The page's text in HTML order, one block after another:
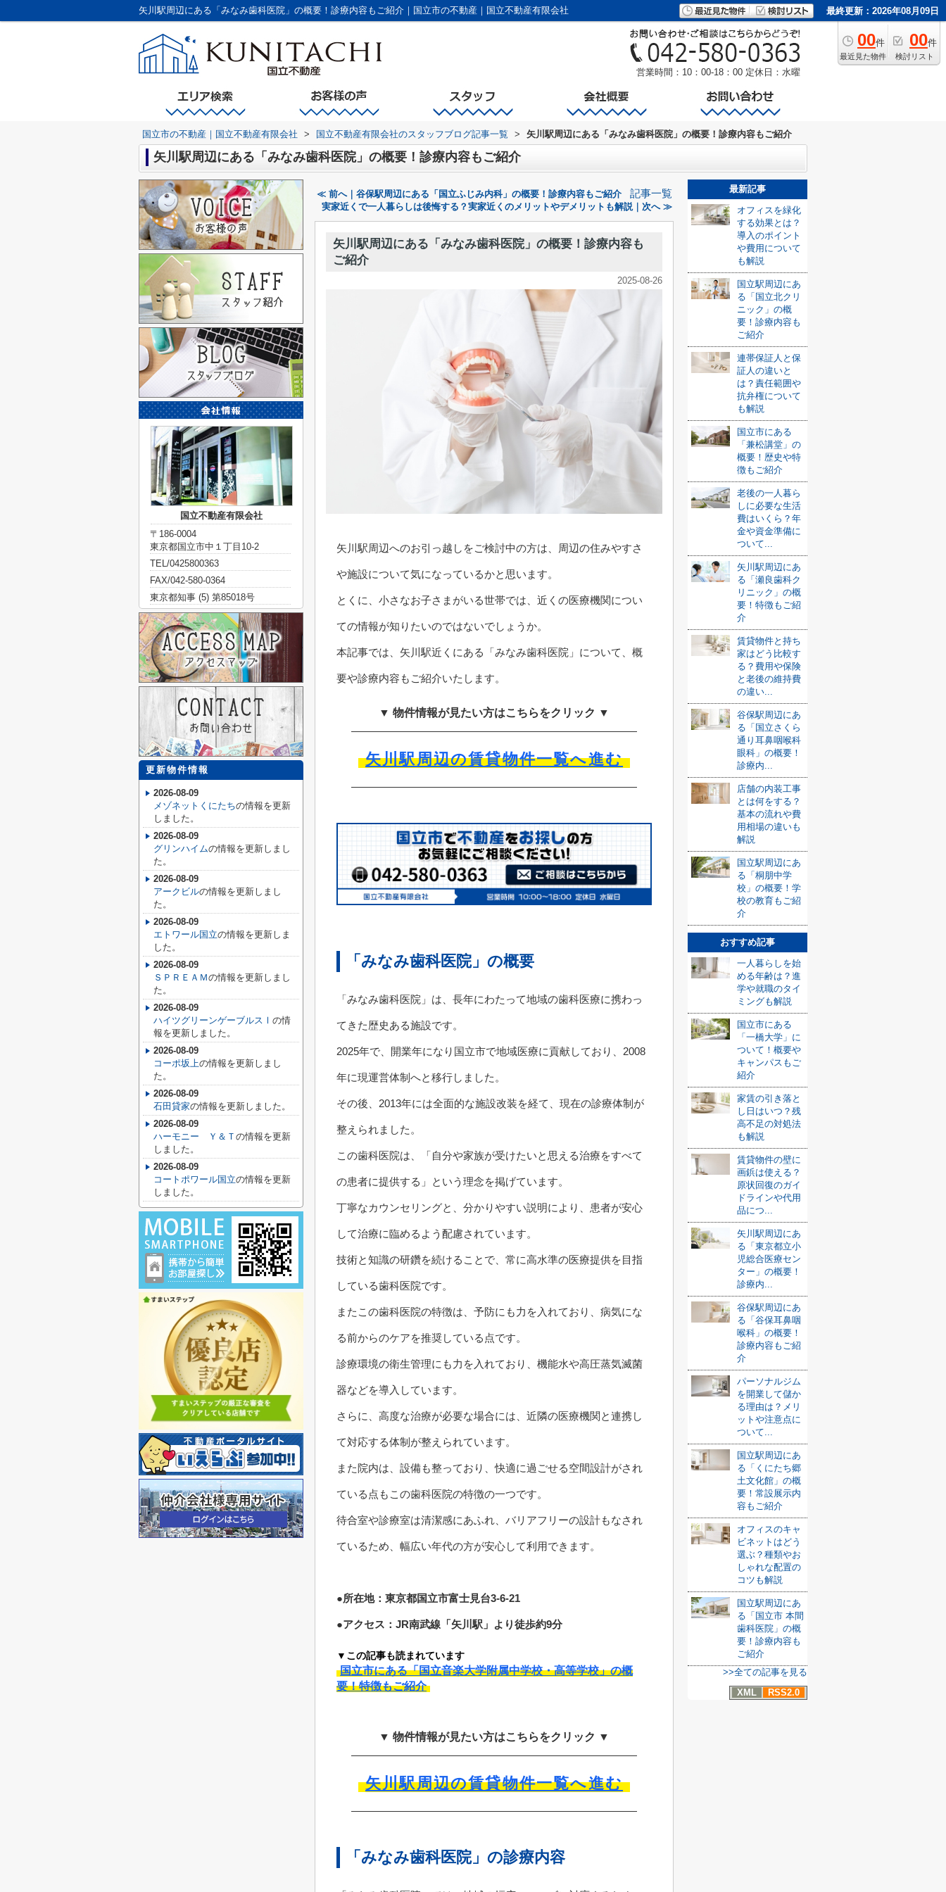
矢川駅周辺にある「みなみ歯科医院」の概要！診療内容もご紹介｜国立市の不動産｜国立不動産有限会社 最終更新：2026年08月09日
00件
最近見た物件
00件
検討リスト
営業時間：10：00-18：00 定休日：水曜
国立市の不動産｜国立不動産有限会社 > 国立不動産有限会社のスタッフブログ記事一覧 > 矢川駅周辺にある「みなみ歯科医院」の概要！診療内容もご紹介
矢川駅周辺にある「みなみ歯科医院」の概要！診療内容もご紹介
≪ 前へ｜谷保駅周辺にある「国立ふじみ内科」の概要！診療内容もご紹介 記事一覧
実家近くで一人暮らしは後悔する？実家近くのメリットやデメリットも解説｜次へ ≫
矢川駅周辺にある「みなみ歯科医院」の概要！診療内容も
ご紹介
2025-08-26
矢川駅周辺へのお引っ越しをご検討中の方は、周辺の住みやすさ
や施設について気になっているかと思います。
とくに、小さなお子さまがいる世帯では、近くの医療機関につい
ての情報が知りたいのではないでしょうか。
本記事では、矢川駅近くにある「みなみ歯科医院」について、概
要や診療内容もご紹介いたします。
▼ 物件情報が見たい方はこちらをクリック ▼
矢川駅周辺の賃貸物件一覧へ進む
「みなみ歯科医院」の概要
「みなみ歯科医院」は、長年にわたって地域の歯科医療に携わっ
てきた歴史ある施設です。
2025年で、開業年になり国立市で地域医療に貢献しており、2008
年に現運営体制へと移行しました。
その後、2013年には全面的な施設改装を経て、現在の診療体制が
整えられました。
この歯科医院は、「自分や家族が受けたいと思える治療をすべて
の患者に提供する」という理念を掲げています。
丁寧なカウンセリングと、分かりやすい説明により、患者が安心
して治療に臨めるよう配慮されています。
技術と知識の研鑽を続けることで、常に高水準の医療提供を目指
している歯科医院です。
またこの歯科医院の特徴は、予防にも力を入れており、病気にな
る前からのケアを推奨している点です。
診療環境の衛生管理にも力を入れており、機能水や高圧蒸気滅菌
器などを導入しています。
さらに、高度な治療が必要な場合には、近隣の医療機関と連携し
て対応する体制が整えられています。
また院内は、設備も整っており、快適に過ごせる空間設計がされ
ている点もこの歯科医院の特徴の一つです。
待合室や診療室は清潔感にあふれ、バリアフリーの設計もなされ
ているため、幅広い年代の方が安心して利用できます。
●所在地：東京都国立市富士見台3-6-21
●アクセス：JR南武線「矢川駅」より徒歩約9分
▼この記事も読まれています
国立市にある「国立音楽大学附属中学校・高等学校」の概
要！特徴もご紹介
▼ 物件情報が見たい方はこちらをクリック ▼
矢川駅周辺の賃貸物件一覧へ進む
「みなみ歯科医院」の診療内容
最新記事
オフィスを緑化
する効果とは？
導入のポイント
や費用について
も解説
国立駅周辺にあ
る「国立北クリ
ニック」の概
要！診療内容も
ご紹介
連帯保証人と保
証人の違いと
は？責任範囲や
抗弁権について
も解説
国立市にある
「兼松講堂」の
概要！歴史や特
徴もご紹介
老後の一人暮ら
しに必要な生活
費はいくら？年
金や資金準備に
ついて...
矢川駅周辺にあ
る「瀬良歯科ク
リニック」の概
要！特徴もご紹
介
賃貸物件と持ち
家はどう比較す
る？費用や保険
と老後の維持費
の違い...
谷保駅周辺にあ
る「国立さくら
通り耳鼻咽喉科
眼科」の概要！
診療内...
店舗の内装工事
とは何をする？
基本の流れや費
用相場の違いも
解説
国立駅周辺にあ
る「桐朋中学
校」の概要！学
校の教育もご紹
介
おすすめ記事
一人暮らしを始
める年齢は？進
学や就職のタイ
ミングも解説
国立市にある
「一橋大学」に
ついて！概要や
キャンパスもご
紹介
家賃の引き落と
し日はいつ？残
高不足の対処法
も解説
賃貸物件の壁に
画鋲は使える？
原状回復のガイ
ドラインや代用
品につ...
矢川駅周辺にあ
る「東京都立小
児総合医療セン
ター」の概要！
診療内...
谷保駅周辺にあ
る「谷保耳鼻咽
喉科」の概要！
診療内容もご紹
介
パーソナルジム
を開業して儲か
る理由は？メリ
ットや注意点に
ついて...
国立駅周辺にあ
る「くにたち郷
土文化館」の概
要！常設展示内
容もご紹介
オフィスのキャ
ビネットはどう
選ぶ？種類やお
しゃれな配置の
コツも解説
国立駅周辺にあ
る「国立市 本間
歯科医院」の概
要！診療内容も
ご紹介
>>全ての記事を見る
XML
RSS2.0
国立不動産有限会社
〒186-0004
東京都国立市中１丁目10-2
TEL/0425800363
FAX/042-580-0364
東京都知事 (5) 第85018号
更新物件情報
2026-08-09
メゾネットくにたちの情報を更新
しました。
2026-08-09
グリンハイムの情報を更新しまし
た。
2026-08-09
アークビルの情報を更新しまし
た。
2026-08-09
エトワール国立の情報を更新しま
した。
2026-08-09
ＳＰＲＥＡＭの情報を更新しまし
た。
2026-08-09
ハイツグリーンゲーブルスⅠ の情
報を更新しました。
2026-08-09
コーポ坂上の情報を更新しまし
た。
2026-08-09
石田貸家の情報を更新しました。
2026-08-09
ハーモニー Ｙ＆Ｔ の情報を更新
しました。
2026-08-09
コートポワール国立の情報を更新
しました。